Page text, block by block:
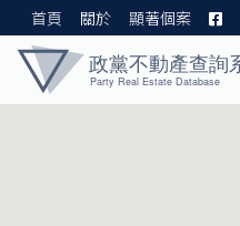
首頁 關於 顯著個案